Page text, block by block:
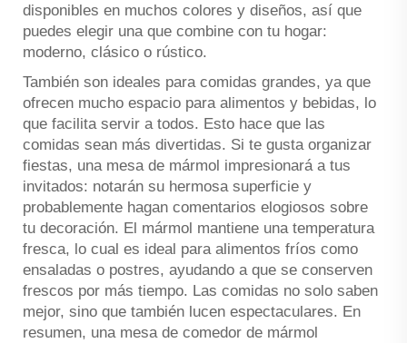
disponibles en muchos colores y diseños, así que
puedes elegir una que combine con tu hogar:
moderno, clásico o rústico.
También son ideales para comidas grandes, ya que
ofrecen mucho espacio para alimentos y bebidas, lo
que facilita servir a todos. Esto hace que las
comidas sean más divertidas. Si te gusta organizar
fiestas, una mesa de mármol impresionará a tus
invitados: notarán su hermosa superficie y
probablemente hagan comentarios elogiosos sobre
tu decoración. El mármol mantiene una temperatura
fresca, lo cual es ideal para alimentos fríos como
ensaladas o postres, ayudando a que se conserven
frescos por más tiempo. Las comidas no solo saben
mejor, sino que también lucen espectaculares. En
resumen, una mesa de comedor de mármol